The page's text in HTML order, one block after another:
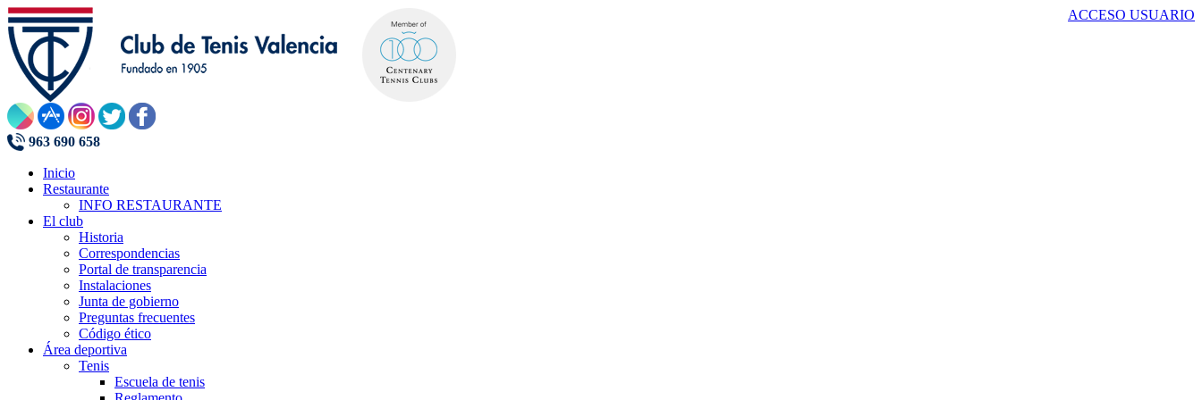
ACCESO USUARIO
963 690 658
Inicio
Restaurante
INFO RESTAURANTE
El club
Historia
Correspondencias
Portal de transparencia
Instalaciones
Junta de gobierno
Preguntas frecuentes
Código ético
Área deportiva
Tenis
Escuela de tenis